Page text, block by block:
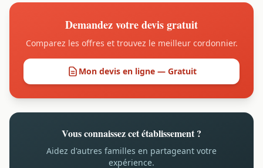
Demandez votre devis gratuit
Comparez les offres et trouvez le meilleur cordonnier.
Mon devis en ligne — Gratuit
Vous connaissez cet établissement ?
Aidez d'autres familles en partageant votre
expérience.